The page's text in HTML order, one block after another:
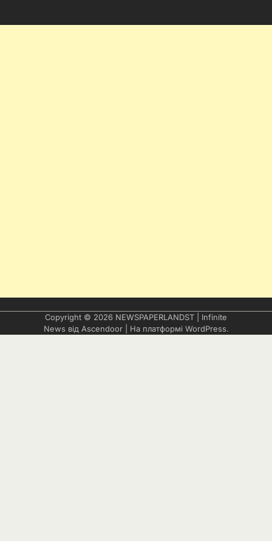
Copyright © 2026 NEWSPAPERLANDST | Infinite
News від Ascendoor| На платформі WordPress.